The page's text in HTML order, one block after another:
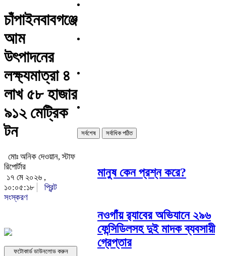
চাঁপাইনবাবগঞ্জে
আম
উৎপাদনের
লক্ষ্যমাত্রা ৪
লাখ ৫৮ হাজার
৯১২ মেট্রিক
টন
মোঃ অনিক দেওয়ান, স্টাফ
রিপোর্টার
১৭ মে ২০২৬ ,
১০:০৫:১৮
প্রিন্ট
সংস্করণ
ফটোকার্ড ডাউনলোড করুন
সর্বশেষ সর্বাধিক পঠিত
মানুষ কেন প্রশ্ন করে?
নওগাঁয় র‌্যাবের অভিযানে ২৯৬
ফেন্সিডিলসহ দুই মাদক ব্যবসায়ী
গ্রেপ্তার